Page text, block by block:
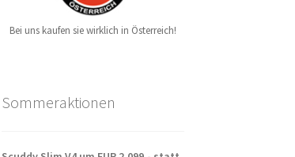
Bei uns kaufen sie wirklich in Österreich!
Sommeraktionen